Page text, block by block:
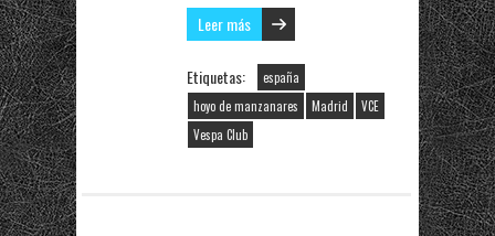
Leer más
Etiquetas:
españa
hoyo de manzanares
Madrid
VCE
Vespa Club